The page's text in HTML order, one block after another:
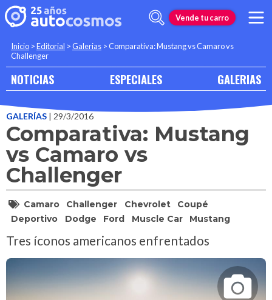
Vende tu carro
Inicio >Editorial >Galerias >Comparativa: Mustang vs Camaro vs
Challenger
NOTICIAS ESPECIALES GALERIAS
GALERÍAS | 29/3/2016
Comparativa: Mustang
vs Camaro vs
Challenger
Camaro Challenger Chevrolet
Coupé
Deportivo
Dodge Ford Muscle Car Mustang
Tres íconos americanos enfrentados